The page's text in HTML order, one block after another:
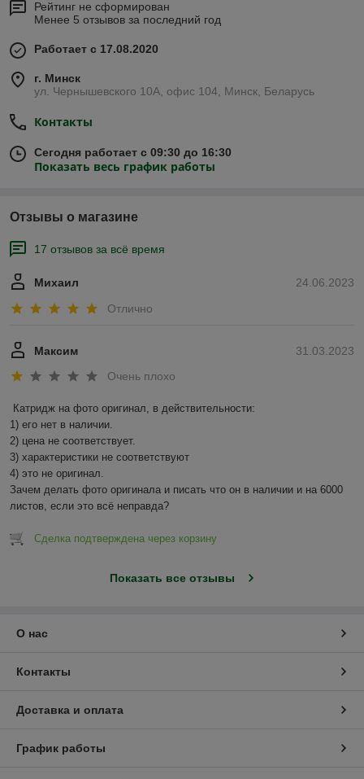
Рейтинг не сформирован
Менее 5 отзывов за последний год
Работает с 17.08.2020
г. Минск
ул. Чернышевского 10А, офис 104, Минск, Беларусь
Контакты
Сегодня работает с 09:30 до 16:30
Показать весь график работы
Отзывы о магазине
17 отзывов за всё время
24.06.2023
Михаил
Отлично
31.03.2023
Максим
Очень плохо
Катридж на фото оригинал, в действительности:
1) его нет в наличии.
2) цена не соответствует.
3) характеристики не соответствуют
4) это не оригинал.
Зачем делать фото оригинала и писать что он в наличии и на 6000
листов, если это всё неправда?
Сделка подтверждена через корзину
Показать все отзывы
О нас
Контакты
Доставка и оплата
График работы